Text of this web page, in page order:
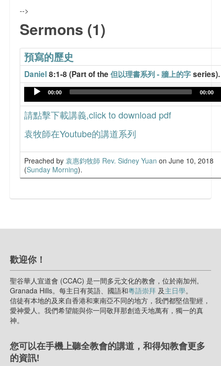
-->
Sermons (1)
預寫的歷史
Daniel8:1-8 (Part of the 但以理書系列 - 牆上的字series).
Audio
Player
00:00 00:00
請點擊下載講義,click to download pdf
袁牧師在Youtube的講道系列
Preached by 袁惠鈞牧師 Rev. Sidney Yuan on June 10, 2018
(Sunday Morning).
歡迎你！
聖谷華人宣道會 (CCAC) 是一間多元文化的教會，位於南加州,
Granada Hills。每主日有英語、國語和粵語崇拜 及主日學。
信徒有本地的及來自香港和東南亞不同的地方，我們都堅信聖經，
愛神愛人。我們希望能與你一同敬拜那創造天地萬有，獨一的真
神。
您可以在手機上聽全教會的講道，和得知教會更多
的資訊!